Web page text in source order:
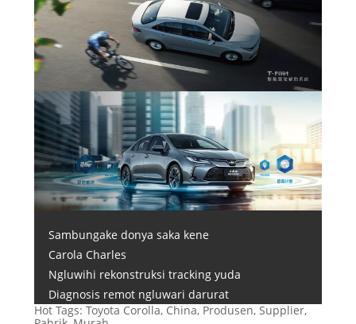
Sambungake donya saka kene
Carola Charles
Ngluwihi rekonstruksi tracking yuda
Diagnosis remot ngluwari darurat
Hot Tags: Toyota Corolla, China, Produsen, Supplier,